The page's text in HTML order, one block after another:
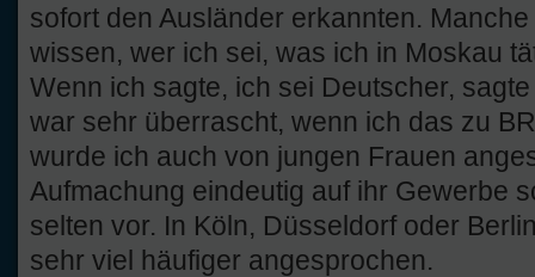
sofort den Ausländer erkannten.
wissen, wer ich sei, was ich in Moskau
Wenn ich sagte, ich sei Deutscher,
war sehr überrascht, wenn ich das zu
wurde ich auch von jungen Frauen
Aufmachung eindeutig auf ihr Gewerbe
selten vor. In Köln, Düsseldorf oder
sehr viel häufiger angesprochen.